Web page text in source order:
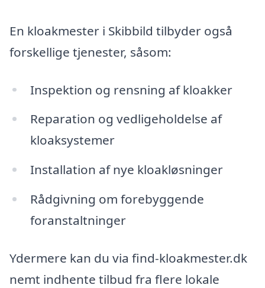
En kloakmester i Skibbild tilbyder også
forskellige tjenester, såsom:
Inspektion og rensning af kloakker
Reparation og vedligeholdelse af
kloaksystemer
Installation af nye kloakløsninger
Rådgivning om forebyggende
foranstaltninger
Ydermere kan du via find-kloakmester.dk
nemt indhente tilbud fra flere lokale